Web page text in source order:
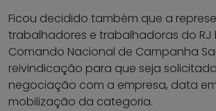
Ficou decidido também que a
trabalhadores e trabalhadoras do RJ
Comando Nacional de Campanha
reivindicação para que seja
negociação com a empresa, data
mobilização da categoria.